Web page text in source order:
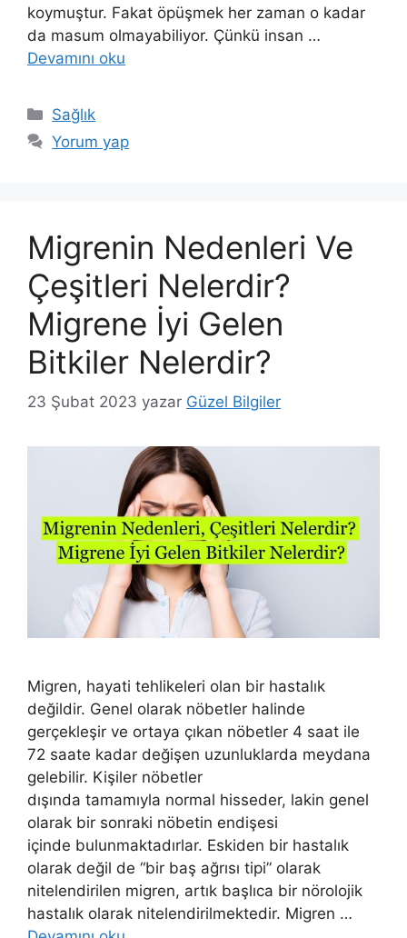
koymuştur. Fakat öpüşmek her zaman o kadar
da masum olmayabiliyor. Çünkü insan …
Devamını oku
Kategoriler
Sağlık
Yorum yap
Migrenin Nedenleri Ve
Çeşitleri Nelerdir?
Migrene İyi Gelen
Bitkiler Nelerdir?
23 Şubat 2023 yazar Güzel Bilgiler
Migren, hayati tehlikeleri olan bir hastalık
değildir. Genel olarak nöbetler halinde
gerçekleşir ve ortaya çıkan nöbetler 4 saat ile
72 saate kadar değişen uzunluklarda meydana
gelebilir. Kişiler nöbetler
dışında tamamıyla normal hisseder, lakin genel
olarak bir sonraki nöbetin endişesi
içinde bulunmaktadırlar. Eskiden bir hastalık
olarak değil de “bir baş ağrısı tipi” olarak
nitelendirilen migren, artık başlıca bir nörolojik
hastalık olarak nitelendirilmektedir. Migren …